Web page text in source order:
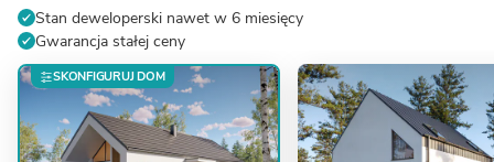
Stan deweloperski nawet w 6 miesięcy
Gwarancja stałej ceny
SKONFIGURUJ DOM